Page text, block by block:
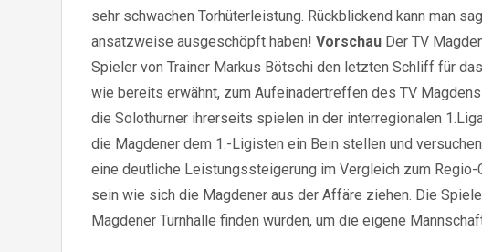
sehr schwachen Torhüterleistung. Rückblickend kann man
ansatzweise ausgeschöpft haben!Vorschau Der TV
Spieler von Trainer Markus Bötschi den letzten Schliff für
wie bereits erwähnt, zum Aufeinadertreffen des TV
die Solothurner ihrerseits spielen in der interregionalen
die Magdener dem 1.-Ligisten ein Bein stellen und
eine deutliche Leistungssteigerung im Vergleich zum
sein wie sich die Magdener aus der Affäre ziehen. Die
Magdener Turnhalle finden würden, um die eigene